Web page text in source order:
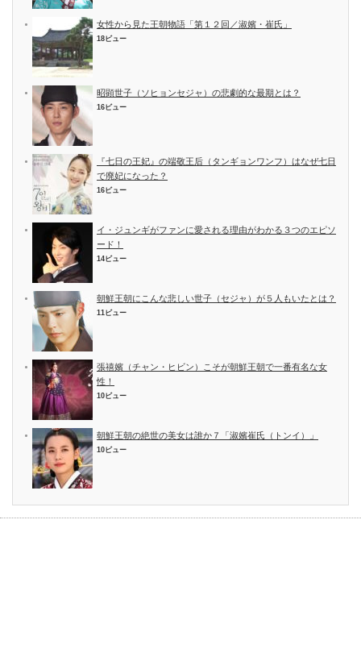
女性から見た王朝物語「第１２回／淑嬪・崔氏」
18ビュー
昭顕世子（ソヒョンセジャ）の悲劇的な最期とは？
16ビュー
『七日の王妃』の端敬王后（タンギョンワンフ）はなぜ七日
で廃妃になった？
16ビュー
イ・ジュンギがファンに愛される理由がわかる３つのエピソ
ード！
14ビュー
朝鮮王朝にこんな悲しい世子（セジャ）が５人もいたとは？
11ビュー
張禧嬪（チャン・ヒビン）こそが朝鮮王朝で一番有名な女
性！
10ビュー
朝鮮王朝の絶世の美女は誰か７「淑嬪崔氏（トンイ）」
10ビュー